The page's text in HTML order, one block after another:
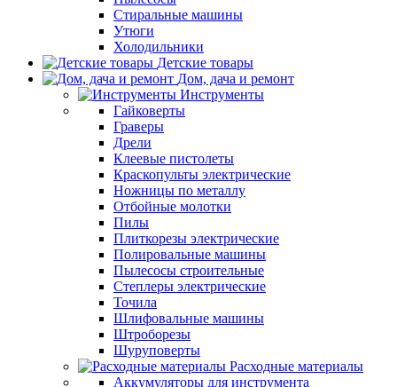
Стиральные машины
Утюги
Холодильники
Детские товары
Дом, дача и ремонт
Инструменты
Гайковерты
Граверы
Дрели
Клеевые пистолеты
Краскопульты электрические
Ножницы по металлу
Отбойные молотки
Пилы
Плиткорезы электрические
Полировальные машины
Пылесосы строительные
Степлеры электрические
Точила
Шлифовальные машины
Штроборезы
Шуруповерты
Расходные материалы
Аккумуляторы для инструмента